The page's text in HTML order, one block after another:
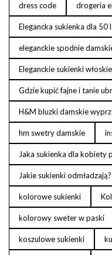
dress code drogeria
Elegancka sukienka dla 50
eleganckie spodnie
Eleganckie sukienki włoskie
Gdzie kupić fajne i tanie
H&M bluzki damskie
hm swetry damskie
Jaka sukienka dla kobiety
Jakie sukienki odmładzają?
kolorowe sukienki
kolorowy sweter w paski
koszulowe sukienki